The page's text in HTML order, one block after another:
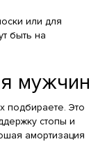
или для
быть на
мужчин
подбираете. Это
стопы и
амортизация